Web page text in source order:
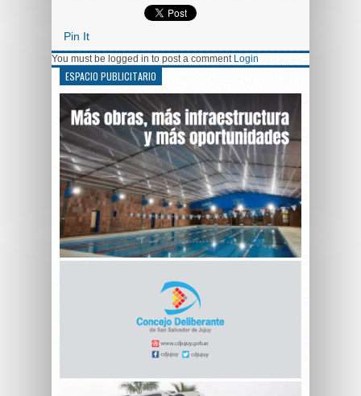
Pin It
You must be logged in to post a comment Login
ESPACIO PUBLICITARIO